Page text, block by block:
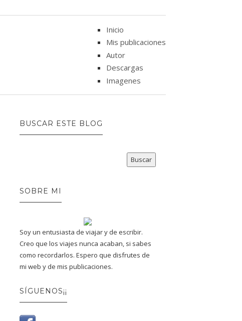
Inicio
Mis publicaciones
Autor
Descargas
Imagenes
BUSCAR ESTE BLOG
SOBRE MI
Soy un entusiasta de viajar y de escribir.
Creo que los viajes nunca acaban, si sabes
como recordarlos. Espero que disfrutes de
mi web y de mis publicaciones.
SÍGUENOS¡¡